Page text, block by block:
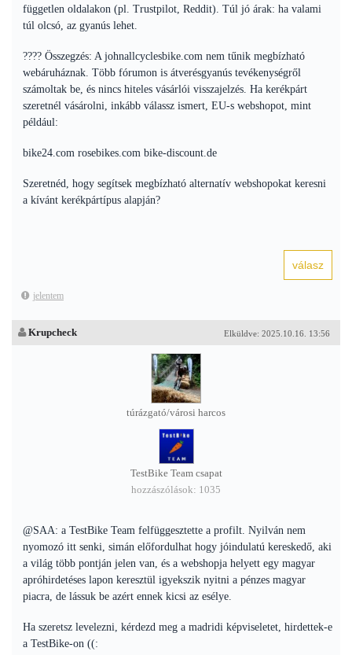
független oldalakon (pl. Trustpilot, Reddit). Túl jó árak: ha valami
túl olcsó, az gyanús lehet.
???? Összegzés: A johnallcyclesbike.com nem tűnik megbízható
webáruháznak. Több fórumon is átverésgyanús tevékenységről
számoltak be, és nincs hiteles vásárlói visszajelzés. Ha kerékpárt
szeretnél vásárolni, inkább válassz ismert, EU-s webshopot, mint
például:
bike24.com rosebikes.com bike-discount.de
Szeretnéd, hogy segítsek megbízható alternatív webshopokat keresni
a kívánt kerékpártípus alapján?
jelentem
Elküldve: 2025.10.16. 13:56
Krupcheck
túrázgató/városi harcos
TestBike Team csapat
hozzászólások: 1035
@SAA: a TestBike Team felfüggesztette a profilt. Nyilván nem
nyomozó itt senki, simán előfordulhat hogy jóindulatú kereskedő, aki
a világ több pontján jelen van, és a webshopja helyett egy magyar
apróhirdetéses lapon keresztül igyekszik nyitni a pénzes magyar
piacra, de lássuk be azért ennek kicsi az esélye.
Ha szeretsz levelezni, kérdezd meg a madridi képviseletet, hirdettek-e
a TestBike-on ((: